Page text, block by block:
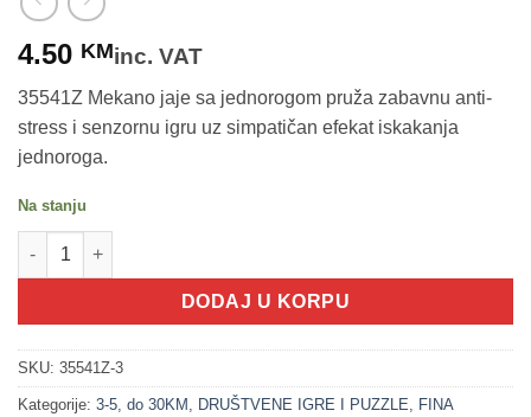
4.50 KMinc. VAT
35541Z Mekano jaje sa jednorogom pruža zabavnu anti-
stress i senzornu igru uz simpatičan efekat iskakanja
jednoroga.
Na stanju
200288-3 Mekano jaje sa jednorogom LJUBIČASTA (ANTI-
DODAJ U KORPU
SKU: 35541Z-3
Kategorije: 3-5 do 30KM DRUŠTVENE IGRE I PUZZLE
FINA